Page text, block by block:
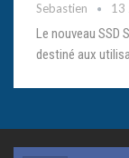
Sebastien 13
Le nouveau SSD
destiné aux